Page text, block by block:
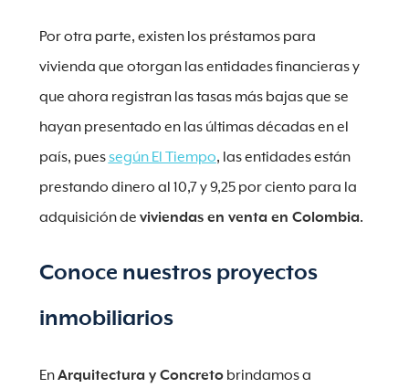
Por otra parte, existen los préstamos para
vivienda que otorgan las entidades financieras y
que ahora registran las tasas más bajas que se
hayan presentado en las últimas décadas en el
país, puessegún El Tiempo, las entidades están
prestando dinero al 10,7 y 9,25 por ciento para la
adquisición de viviendas en venta en Colombia.
Conoce nuestros proyectos
inmobiliarios
EnArquitectura y Concretobrindamos a